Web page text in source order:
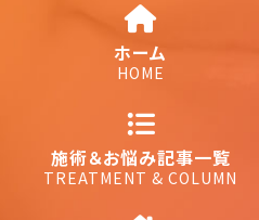
ホーム
HOME
施術＆お悩み記事一覧
TREATMENT & COLUMN